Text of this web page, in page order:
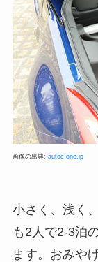
画像の出典: autoc-one.jp
小さく、浅く
も2人で2-3泊
ます。おみや